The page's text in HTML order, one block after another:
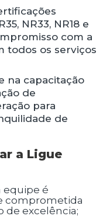
NR33, NR18 e
com a
todos os serviços
na capacitação
de
para
de
a Ligue
comprometida
de excelência;